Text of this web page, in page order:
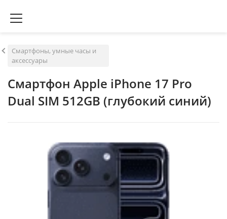
Смартфоны, умные часы и
аксессуары
Смартфон Apple iPhone 17 Pro
Dual SIM 512GB (глубокий синий)